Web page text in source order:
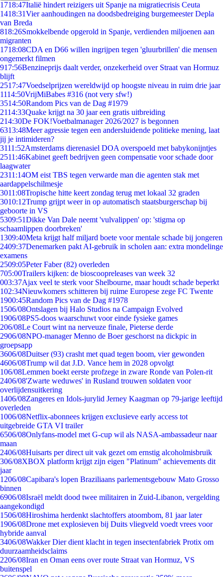
1718:47Italië hindert reizigers uit Spanje na migratiecrisis Ceuta
1418:31Vier aanhoudingen na doodsbedreiging burgemeester Depla
van Breda
818:26Smokkelbende opgerold in Spanje, verdienden miljoenen aan
migranten
1718:08CDA en D66 willen ingrijpen tegen 'gluurbrillen' die mensen
ongemerkt filmen
917:56Benzineprijs daalt verder, onzekerheid over Straat van Hormuz
blijft
2517:47Voedselprijzen wereldwijd op hoogste niveau in ruim drie jaar
1114:50VrijMiBabes #316 (not very sfw!)
3514:50Random Pics van de Dag #1979
2114:33Quake krijgt na 30 jaar een gratis uitbreiding
214:30De FOK!Voetbalmanager 2026/2027 is begonnen
6313:48Meer agressie tegen een andersluidende politieke mening, laat
jij je intimideren?
3111:52Amsterdams dierenasiel DOA overspoeld met babykonijntjes
2511:46Kabinet geeft bedrijven geen compensatie voor schade door
laagwater
2311:14OM eist TBS tegen verwarde man die agenten stak met
aardappelschilmesje
3011:08Tropische hitte keert zondag terug met lokaal 32 graden
3010:12Trump grijpt weer in op automatisch staatsburgerschap bij
geboorte in VS
5309:51Dikke Van Dale neemt 'vulvalippen' op: 'stigma op
schaamlippen doorbreken'
1309:40Meta krijgt half miljard boete voor mentale schade bij jongeren
2409:37Denemarken pakt AI-gebruik in scholen aan: extra mondelinge
examens
2509:05Peter Faber (82) overleden
705:00Trailers kijken: de bioscoopreleases van week 32
003:37Ajax veel te sterk voor Shelbourne, maar houdt schade beperkt
102:34Nieuwkomers schitteren bij ruime Europese zege FC Twente
1900:45Random Pics van de Dag #1978
1506/08Ontslagen bij Halo Studios na Campaign Evolved
1906/08PS5-doos waarschuwt voor einde fysieke games
206/08Le Court wint na nerveuze finale, Pieterse derde
2906/08NPO-manager Menno de Boer geschorst na dickpic in
groepsapp
3606/08Duitser (93) crasht met quad tegen boom, vier gewonden
4606/08Trump wil dat J.D. Vance hem in 2028 opvolgt
106/08Lemmen boekt eerste profzege in zware Ronde van Polen-rit
2406/08'Zwarte weduwes' in Rusland trouwen soldaten voor
overlijdensuitkering
1406/08Zangeres en Idols-jurylid Jerney Kaagman op 79-jarige leeftijd
overleden
1006/08Netflix-abonnees krijgen exclusieve early access tot
uitgebreide GTA VI trailer
6506/08Onlyfans-model met G-cup wil als NASA-ambassadeur naar
maan
2406/08Huisarts per direct uit vak gezet om ernstig alcoholmisbruik
306/08XBOX platform krijgt zijn eigen "Platinum" achievements dit
jaar
1206/08Capibara's lopen Braziliaans parlementsgebouw Mato Grosso
binnen
6906/08Israël meldt dood twee militairen in Zuid-Libanon, vergelding
aangekondigd
1506/08Hiroshima herdenkt slachtoffers atoombom, 81 jaar later
1906/08Drone met explosieven bij Duits vliegveld voedt vrees voor
hybride aanval
3406/08Wakker Dier dient klacht in tegen insectenfabriek Protix om
duurzaamheidsclaims
2206/08Iran en Oman eens over route Straat van Hormuz, VS
buitenspel